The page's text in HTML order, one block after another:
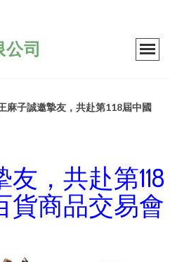
司
麻子誠邀摯友，共赴第118屆中國
，共赴第118
貨商品交易會